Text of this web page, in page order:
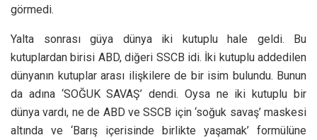
görmedi.
Yalta sonrası güya dünya iki kutuplu hale geldi. Bu
kutuplardan birisi ABD, diğeri SSCB idi. İki kutuplu addedilen
dünyanın kutuplar arası ilişkilere de bir isim bulundu. Bunun
da adına ‘SOĞUK SAVAŞ’ dendi. Oysa ne iki kutuplu bir
dünya vardı, ne de ABD ve SSCB için ‘soğuk savaş’ maskesi
altında ve ‘Barış içerisinde birlikte yaşamak’ formülüne